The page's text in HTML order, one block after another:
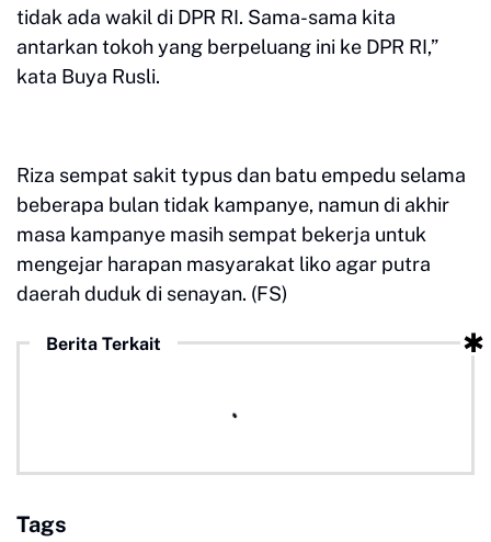
tidak ada wakil di DPR RI. Sama-sama kita
antarkan tokoh yang berpeluang ini ke DPR RI,”
kata Buya Rusli.
Riza sempat sakit typus dan batu empedu selama
beberapa bulan tidak kampanye, namun di akhir
masa kampanye masih sempat bekerja untuk
mengejar harapan masyarakat liko agar putra
daerah duduk di senayan. (FS)
Berita Terkait
Tags